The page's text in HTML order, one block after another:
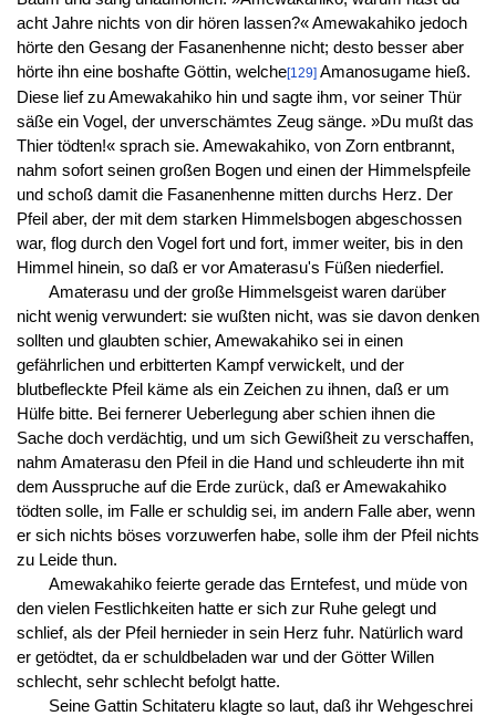
acht Jahre nichts von dir hören lassen?« Amewakahiko jedoch
hörte den Gesang der Fasanenhenne nicht; desto besser aber
hörte ihn eine boshafte Göttin, welche[129]Amanosugame hieß.
Diese lief zu Amewakahiko hin und sagte ihm, vor seiner Thür
säße ein Vogel, der unverschämtes Zeug sänge. »Du mußt das
Thier tödten!« sprach sie. Amewakahiko, von Zorn entbrannt,
nahm sofort seinen großen Bogen und einen der Himmelspfeile
und schoß damit die Fasanenhenne mitten durchs Herz. Der
Pfeil aber, der mit dem starken Himmelsbogen abgeschossen
war, flog durch den Vogel fort und fort, immer weiter, bis in den
Himmel hinein, so daß er vor Amaterasu's Füßen niederfiel.
Amaterasu und der große Himmelsgeist waren darüber
nicht wenig verwundert: sie wußten nicht, was sie davon denken
sollten und glaubten schier, Amewakahiko sei in einen
gefährlichen und erbitterten Kampf verwickelt, und der
blutbefleckte Pfeil käme als ein Zeichen zu ihnen, daß er um
Hülfe bitte. Bei fernerer Ueberlegung aber schien ihnen die
Sache doch verdächtig, und um sich Gewißheit zu verschaffen,
nahm Amaterasu den Pfeil in die Hand und schleuderte ihn mit
dem Ausspruche auf die Erde zurück, daß er Amewakahiko
tödten solle, im Falle er schuldig sei, im andern Falle aber, wenn
er sich nichts böses vorzuwerfen habe, solle ihm der Pfeil nichts
zu Leide thun.
Amewakahiko feierte gerade das Erntefest, und müde von
den vielen Festlichkeiten hatte er sich zur Ruhe gelegt und
schlief, als der Pfeil hernieder in sein Herz fuhr. Natürlich ward
er getödtet, da er schuldbeladen war und der Götter Willen
schlecht, sehr schlecht befolgt hatte.
Seine Gattin Schitateru klagte so laut, daß ihr Wehgeschrei